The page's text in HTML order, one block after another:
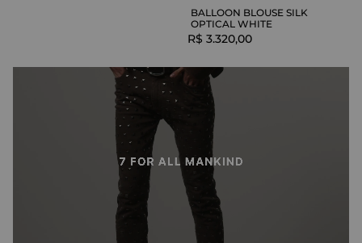
BALLOON BLOUSE SILK
OPTICAL WHITE
R$ 3.320,00